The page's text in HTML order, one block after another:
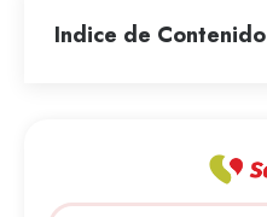
Indice de Contenido